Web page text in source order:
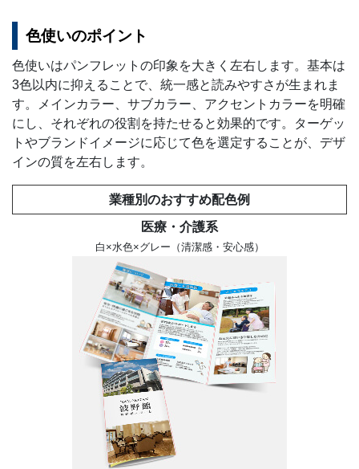
色使いのポイント
色使いはパンフレットの印象を大きく左右します。基本は
3色以内に抑えることで、統一感と読みやすさが生まれま
す。メインカラー、サブカラー、アクセントカラーを明確
にし、それぞれの役割を持たせると効果的です。ターゲッ
トやブランドイメージに応じて色を選定することが、デザ
インの質を左右します。
業種別のおすすめ配色例
医療・介護系
白×水色×グレー（清潔感・安心感）